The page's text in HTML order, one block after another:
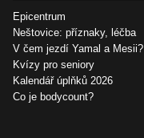
Epicentrum
Neštovice: příznaky, léčba
V čem jezdí Yamal a Mesii?
Kvízy pro seniory
Kalendář úplňků 2026
Co je bodycount?